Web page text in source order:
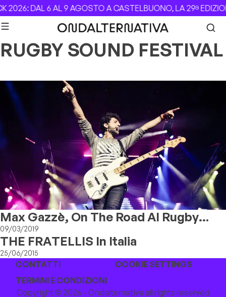
Skip to content
2026: DAL 6 AL 9 AGOSTO A CASTELBUONO, LA 29ª
RUGBY SOUND FESTIVAL
Max Gazzè, On The Road Al Rugby
Sound Festival
09/03/2019
THE FRATELLIS In Italia
25/06/2015
CONTATTI
COOKIE SETTINGS
TERMINI E CONDIZIONI
Copyright © 2026 - Ondalternativa all rights reserved